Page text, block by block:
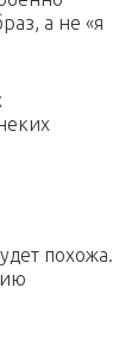
а не «я
похожа.